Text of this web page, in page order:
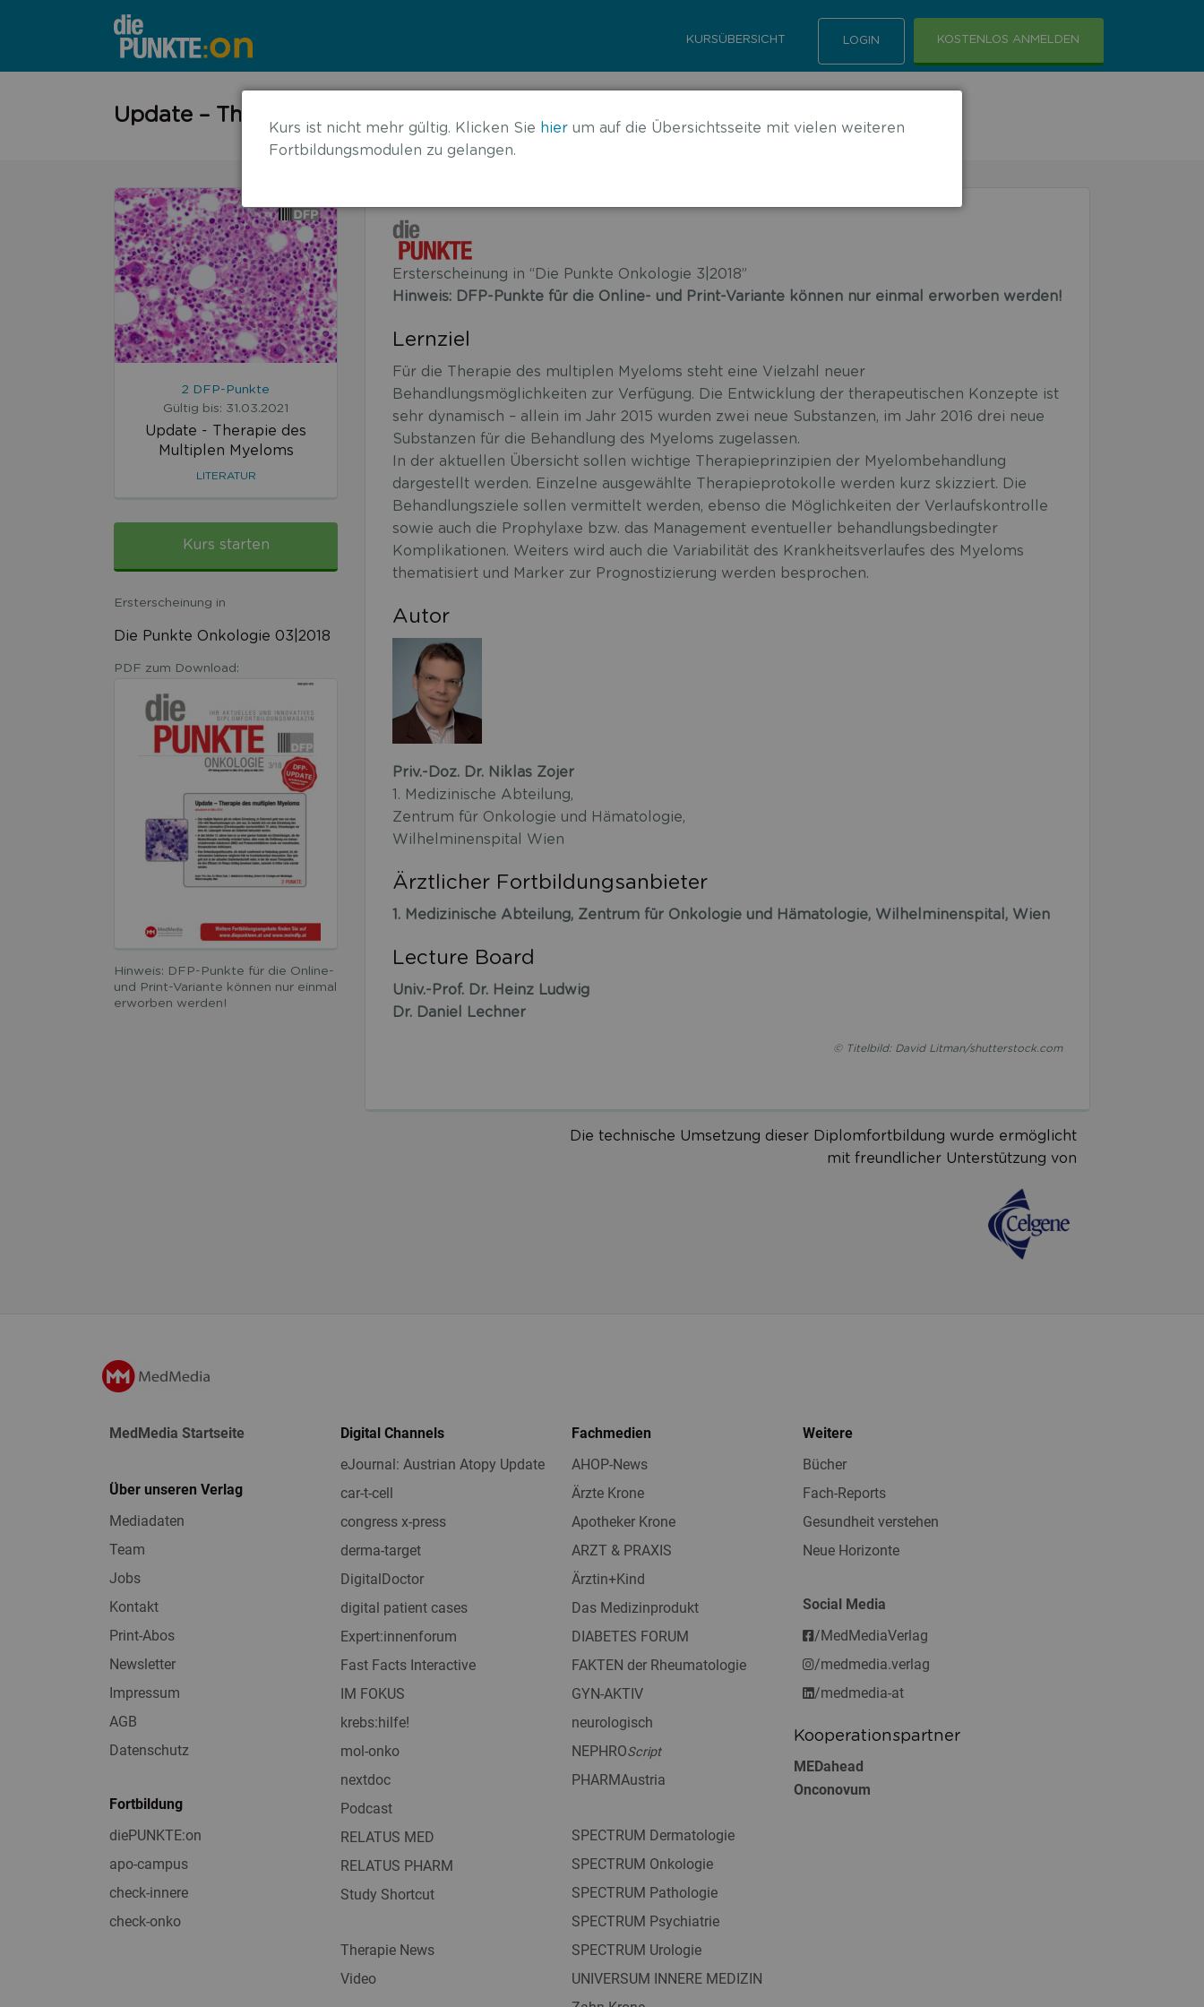
KURSÜBERSICHT LOGIN KOSTENLOS ANMELDEN
←
Update – Therapie des multiplen Myeloms
2 DFP-Punkte
Gültig bis: 31.03.2021
Update - Therapie des
Multiplen Myeloms
LITERATUR
Kurs starten
Ersterscheinung in
Die Punkte Onkologie 03|2018
PDF zum Download:
Hinweis: DFP-Punkte für die Online-
und Print-Variante können nur einmal
erworben werden!
Ersterscheinung in “Die Punkte Onkologie 3|2018”
Hinweis: DFP-Punkte für die Online- und Print-Variante können nur einmal erworben werden!
Lernziel
Für die Therapie des multiplen Myeloms steht eine Vielzahl neuer
Behandlungsmöglichkeiten zur Verfügung. Die Entwicklung der therapeutischen Konzepte ist
sehr dynamisch – allein im Jahr 2015 wurden zwei neue Substanzen, im Jahr 2016 drei neue
Substanzen für die Behandlung des Myeloms zugelassen.
In der aktuellen Übersicht sollen wichtige Therapieprinzipien der Myelombehandlung
dargestellt werden. Einzelne ausgewählte Therapieprotokolle werden kurz skizziert. Die
Behandlungsziele sollen vermittelt werden, ebenso die Möglichkeiten der Verlaufskontrolle
sowie auch die Prophylaxe bzw. das Management eventueller behandlungsbedingter
Komplikationen. Weiters wird auch die Variabilität des Krankheitsverlaufes des Myeloms
thematisiert und Marker zur Prognostizierung werden besprochen.
Autor
Priv.-Doz. Dr. Niklas Zojer
1. Medizinische Abteilung,
Zentrum für Onkologie und Hämatologie,
Wilhelminenspital Wien
Ärztlicher Fortbildungsanbieter
1. Medizinische Abteilung, Zentrum für Onkologie und Hämatologie, Wilhelminenspital, Wien
Lecture Board
Univ.-Prof. Dr. Heinz Ludwig
Dr. Daniel Lechner
© Titelbild: David Litman/shutterstock.com
Die technische Umsetzung dieser Diplomfortbildung wurde ermöglicht
mit freundlicher Unterstützung von
MedMedia Startseite
Über unseren Verlag
Mediadaten
Team
Jobs
Kontakt
Print-Abos
Newsletter
Impressum
AGB
Datenschutz
Fortbildung
diePUNKTE:on
apo-campus
check-innere
check-onko
Digital Channels
eJournal: Austrian Atopy Update
car-t-cell
congress x-press
derma-target
DigitalDoctor
digital patient cases
Expert:innenforum
Fast Facts Interactive
IM FOKUS
krebs:hilfe!
mol-onko
nextdoc
Podcast
RELATUS MED
RELATUS PHARM
Study Shortcut
Therapie News
Video
Fachmedien
AHOP-News
Ärzte Krone
Apotheker Krone
ARZT & PRAXIS
Ärztin+Kind
Das Medizinprodukt
DIABETES FORUM
FAKTEN der Rheumatologie
GYN-AKTIV
neurologisch
NEPHROScript
PHARMAustria
SPECTRUM Dermatologie
SPECTRUM Onkologie
SPECTRUM Pathologie
SPECTRUM Psychiatrie
SPECTRUM Urologie
UNIVERSUM INNERE MEDIZIN
Weitere
Bücher
Fach-Reports
Gesundheit verstehen
Neue Horizonte
Social Media
/MedMediaVerlag
/medmedia.verlag
/medmedia-at
Kooperationspartner
MEDahead
Onconovum
Kurs ist nicht mehr gültig. Klicken Sie hierum auf die Übersichtsseite mit vielen weiteren
Fortbildungsmodulen zu gelangen.